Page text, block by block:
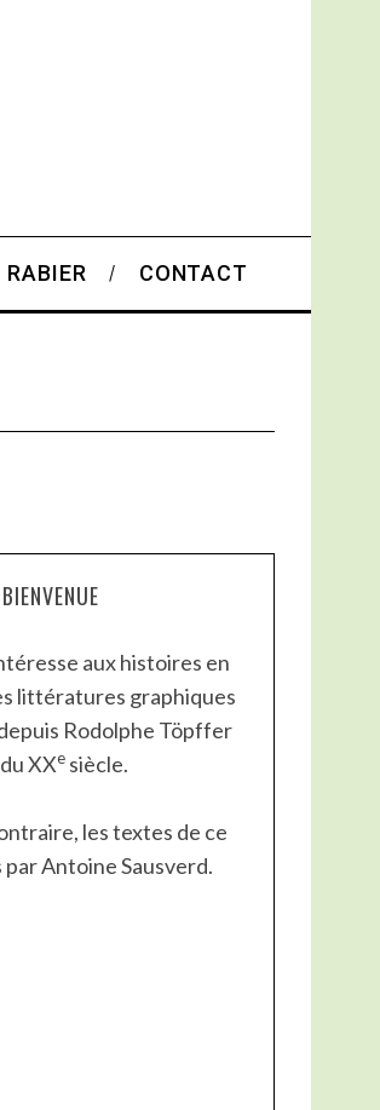
CONTACT
BIENVENUE
aux histoires en
littératures graphiques
Rodolphe Töpffer
XXe siècle.
les textes de ce
Antoine Sausverd.